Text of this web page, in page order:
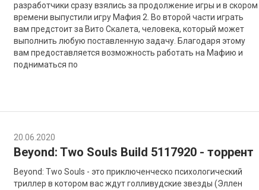
разработчики сразу взялись за продолжение игры и в скором
времени выпустили игру Мафия 2. Во второй части играть
вам предстоит за Вито Скалета, человека, который может
выполнить любую поставленную задачу. Благодаря этому
вам предоставляется возможность работать на Мафию и
подниматься по
20.06.2020
Beyond: Two Souls Build 5117920 - торрент
Beyond: Two Souls - это приключенческо психологический
триллер в котором вас ждут голливудские звезды (Эллен